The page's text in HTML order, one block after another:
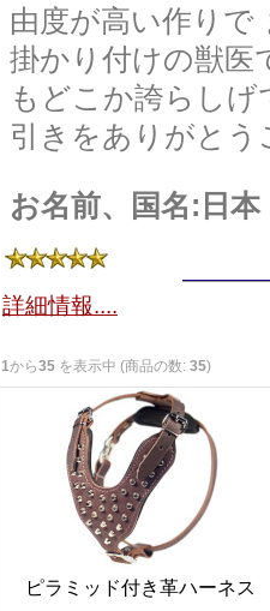
由度が高い作りで
掛かり付けの獣医
もどこか誇らし
引きをありがとう
お名前、国名:日本
詳細情報....
1から35 を表示中 (商品の数: 35)
ピラミッド付き革ハーネス